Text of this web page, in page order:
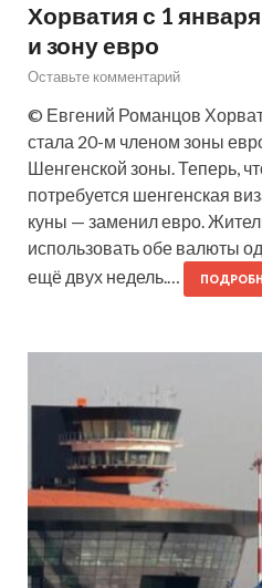
Хорватия с 1
и зону евро
Оставьте комментарий
© Евгений Романцов
стала 20-м членом зоны
Шенгенской зоны. Теперь,
потребуется шенгенская
куны — заменил евро.
использовать обе валюты
ещё двух недель.…